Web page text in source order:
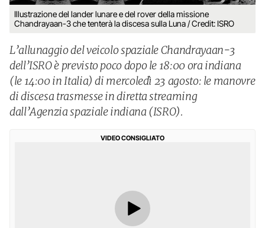
Illustrazione del lander lunare e del rover della missione
Chandrayaan-3 che tenterà la discesa sulla Luna / Credit: ISRO
L’allunaggio del veicolo spaziale Chandrayaan-3
dell’ISRO è previsto poco dopo le 18:00 ora indiana
(le 14:00 in Italia) di mercoledì 23 agosto: le manovre
di discesa trasmesse in diretta streaming
dall’Agenzia spaziale indiana (ISRO).
VIDEO CONSIGLIATO